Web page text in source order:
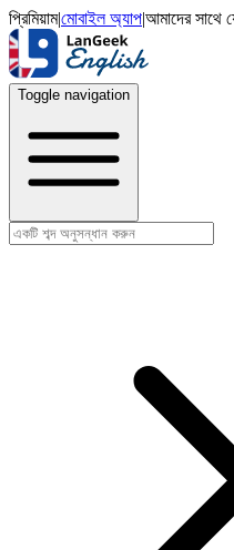
প্রিমিয়াম|মোবাইল অ্যাপ|আমাদের সাথে
Toggle navigation